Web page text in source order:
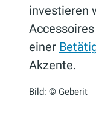
investieren
einer
Akzente.
Bild: © Geberit